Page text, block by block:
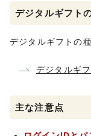
デジタルギフト
デジタルギフトの
デジタルギ
主な注意点